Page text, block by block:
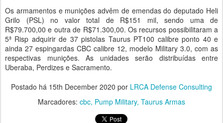
Os armamentos e munições advêm de emendas do deputado Heli
Grilo (PSL) no valor total de R$151 mil, sendo uma de
R$79.700,00 e outra de R$71.300,00. Os recursos possibilitaram a
5ª Risp adquirir de 37 pistolas Taurus PT100 calibre ponto 40 e
ainda 27 espingardas CBC calibre 12, modelo Military 3.0, com as
respectivas munições. As unidades serão distribuídas entre
Uberaba, Perdizes e Sacramento.
Postado há 15th December 2020 por LRCA Defense Consulting
Marcadores: cbc Pump Military Taurus Armas